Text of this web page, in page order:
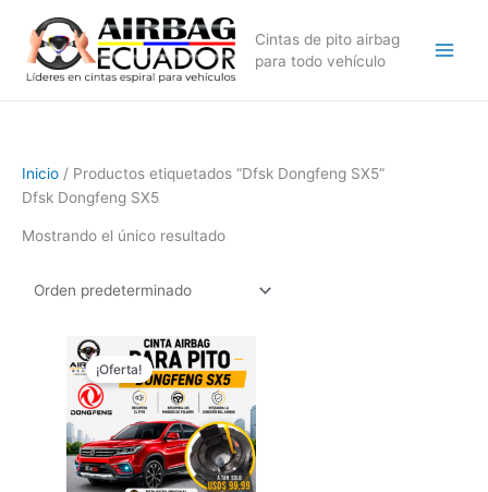
contenido
Cintas de pito airbag
para todo vehículo
Inicio / Productos etiquetados “Dfsk Dongfeng SX5”
Dfsk Dongfeng SX5
Mostrando el único resultado
¡Oferta!
precio
original
era:
$149,99.
El
precio
actual
es:
$99,99.